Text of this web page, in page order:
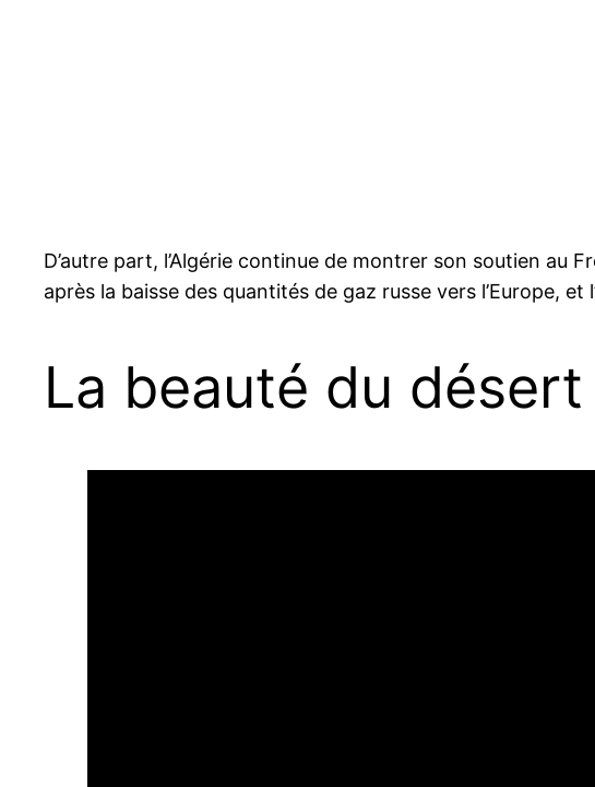
D’autre part, l’Algérie continue de montrer son soutien
après la baisse des quantités de gaz russe vers l’Europe,
La beauté du